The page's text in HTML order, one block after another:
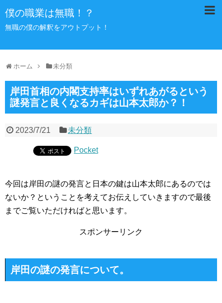
僕の職業は無職！？
無職の僕の解釈をアウトプット！
ホーム 未分類
岸田首相の内閣支持率はいずれあがるという
謎発言と良くなるカギは山本太郎か？！
2023/7/21 未分類
Pocket
今回は岸田の謎の発言と日本の鍵は山本太郎にあるのでは
ないか？ということを考えてお伝えしていきますので最後
までご覧いただければと思います。
スポンサーリンク
岸田の謎の発言について。